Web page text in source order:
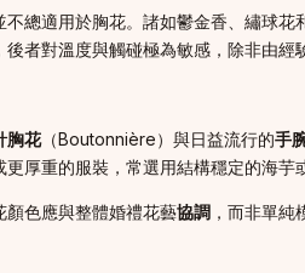
總適用於胸花。諸如鬱金香、繡球
者對溫度與觸碰極為敏感，除非由經
胸花（Boutonnière）與日益流行的手
厚重的服裝，常選用結構穩定的海芋
顏色應與整體婚禮花藝協調 ，而非單